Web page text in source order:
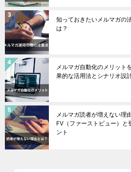
知っておきたいメルマガの
は？
メルマガ自動化のメリット
果的な活用法とシナリオ設
メルマガ読者が増えない理
FV（ファーストビュー）と
ント